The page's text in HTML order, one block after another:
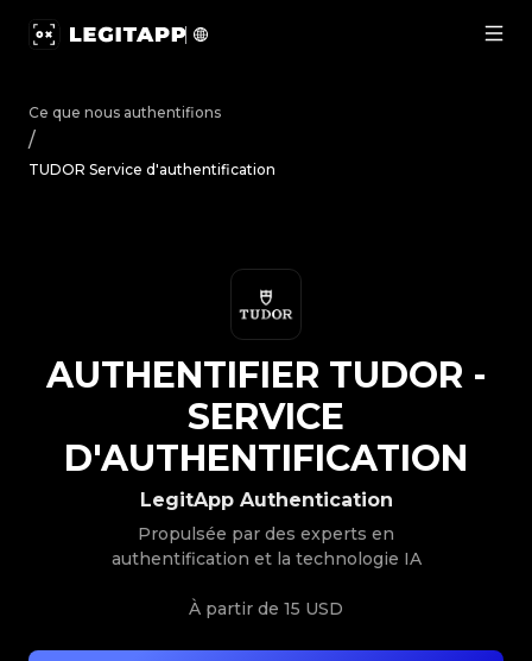
Ce que nous authentifions
/
TUDOR Service d'authentification
LegitApp Authentication
Propulsée par des experts en
authentification et la technologie IA
À partir de 15 USD
AUTHENTIFIER TUDOR-
SERVICE
D'AUTHENTIFICATION